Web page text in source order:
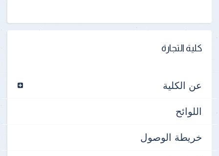
كلية التجارة
عن الكلية
اللوائح
خريطة الوصول